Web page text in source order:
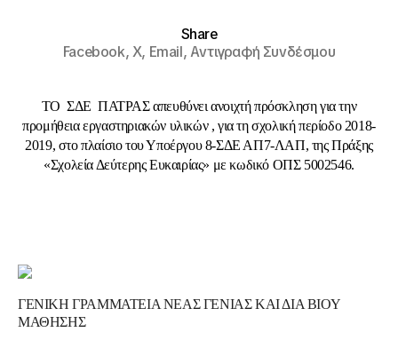
Share
Facebook,X, Email,Αντιγραφή Συνδέσμου
ΤΟ ΣΔΕ ΠΑΤΡΑΣ απευθύνει ανοιχτή πρόσκληση για την
προμήθεια εργαστηριακών υλικών , για τη σχολική περίοδο 2018-
2019, στο πλαίσιο του Υποέργου 8-ΣΔΕ ΑΠ7-ΛΑΠ, της Πράξης
«Σχολεία Δεύτερης Ευκαιρίας» με κωδικό ΟΠΣ 5002546.
ΓΕΝΙΚΗ ΓΡΑΜΜΑΤΕΙΑ ΝΕΑΣ ΓΕΝΙΑΣ ΚΑΙ ΔΙΑ ΒΙΟΥ
ΜΑΘΗΣΗΣ